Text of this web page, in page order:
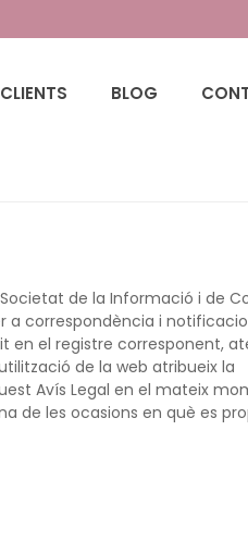
CLIENTS BLOG
Societat de la Informació i de
a correspondència i
en el registre corresponent,
de la web atribueix la
Avís Legal en el mateix
de les ocasions en què es